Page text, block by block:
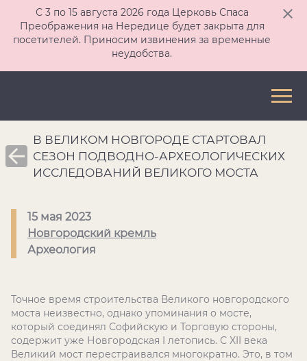
С 3 по 15 августа 2026 года Церковь Спаса
Преображения на Нередице будет закрыта для
посетителей. Приносим извинения за временные
неудобства.
В ВЕЛИКОМ НОВГОРОДЕ СТАРТОВАЛ
СЕЗОН ПОДВОДНО-АРХЕОЛОГИЧЕСКИХ
ИССЛЕДОВАНИЙ ВЕЛИКОГО МОСТА
15 мая 2023
Новгородский кремль
Археология
Точное время строительства Великого новгородского
моста неизвестно, однако упоминания о мосте,
который соединял Софийскую и Торговую стороны,
содержит уже Новгородская I летопись. С XII века
Великий мост перестраивался многократно. Это, в том